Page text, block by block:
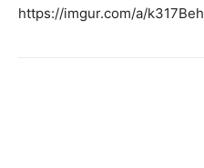
https://imgur.com/a/k317Beh